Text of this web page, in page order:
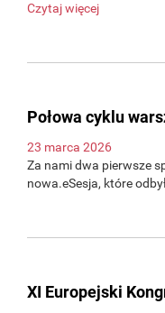
Czytaj więcej
Połowa cyklu
23 marca 2026
Za nami dwa pierwsze
nowa.eSesja, które
XI Europejski